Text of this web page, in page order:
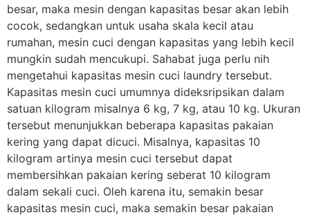
besar, maka mesin dengan kapasitas besar akan lebih
cocok, sedangkan untuk usaha skala kecil atau
rumahan, mesin cuci dengan kapasitas yang lebih kecil
mungkin sudah mencukupi. Sahabat juga perlu nih
mengetahui kapasitas mesin cuci laundry tersebut.
Kapasitas mesin cuci umumnya dideksripsikan dalam
satuan kilogram misalnya 6 kg, 7 kg, atau 10 kg. Ukuran
tersebut menunjukkan beberapa kapasitas pakaian
kering yang dapat dicuci. Misalnya, kapasitas 10
kilogram artinya mesin cuci tersebut dapat
membersihkan pakaian kering seberat 10 kilogram
dalam sekali cuci. Oleh karena itu, semakin besar
kapasitas mesin cuci, maka semakin besar pakaian